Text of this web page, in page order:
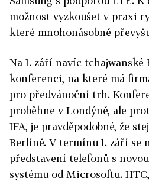
možnost vyzkoušet v praxi
které mnohonásobně
Na 1. září navíc
konferenci, na které má
pro předvánoční trh.
proběhne v Londýně, ale
IFA, je pravděpodobné, že
Berlíně. V termínu 1. září se
představení telefonů s
systému od Microsoftu.